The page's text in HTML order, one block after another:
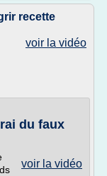
recette
voir la vidéo
du faux
voir la vidéo